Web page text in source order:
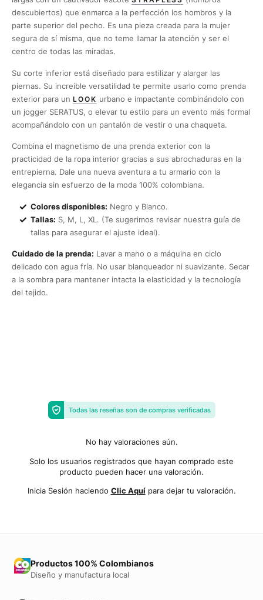
descubiertos) que enmarca a la perfección los hombros y la
parte superior del pecho. Es una pieza creada para la mujer
segura de sí misma, que no teme llamar la atención y ser el
centro de todas las miradas.
Su corte inferior está diseñado para estilizar y alargar las
piernas. Su increíble versatilidad te permite usarlo como prenda
exterior para un LOOK urbano e impactante combinándolo con
un jogger SERATUS, o elevar tu estilo para un evento más formal
acompañándolo con un pantalón de vestir o una chaqueta.
Combina el magnetismo de una prenda exterior con la
practicidad de la ropa interior gracias a sus abrochaduras en la
entrepierna. Dale una nueva aventura a tu armario con la
elegancia sin esfuerzo de la moda 100% colombiana.
Colores disponibles: Negro y Blanco.
Tallas: S, M, L, XL. (Te sugerimos revisar nuestra guía de
tallas para asegurar el ajuste ideal).
Cuidado de la prenda: Lavar a mano o a máquina en ciclo
delicado con agua fría. No usar blanqueador ni suavizante. Secar
a la sombra para mantener intacta la elasticidad y la tecnología
del tejido.
Todas las reseñas son de compras verificadas
No hay valoraciones aún.
Solo los usuarios registrados que hayan comprado este
producto pueden hacer una valoración.
Inicia Sesión haciendo Clic Aquípara dejar tu valoración.
Productos 100% Colombianos
Diseño y manufactura local